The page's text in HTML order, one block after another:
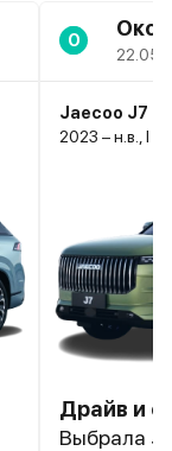
О
Jaecoo J7
2023 – н.в., I
Драйв и
Выбрала